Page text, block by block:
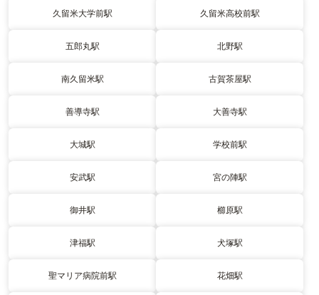
久留米大学前駅 久留米高校前駅
五郎丸駅 北野駅
南久留米駅 古賀茶屋駅
善導寺駅 大善寺駅
大城駅 学校前駅
安武駅 宮の陣駅
御井駅 櫛原駅
津福駅 犬塚駅
聖マリア病院前駅 花畑駅